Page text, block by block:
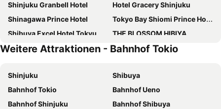
Shinjuku Granbell Hotel
Hotel Gracery Shinjuku
Shinagawa Prince Hotel
Tokyo Bay Shiomi Prince Hotel
Shibuya Excel Hotel Tokyu
THE BLOSSOM HIBIYA
The Royal Park Hotel Iconic Tokyo Shiodome
Hotel Groove Shinjuku
Shinjuku Washington Hotel
HOTEL GRAPHY Shibuya
Mitsui Garden Hotel Jingugaien Tokyo Premier
LYURO Tokyo Kiyosumi by THE SHARE HOTELS
Hotel Century Southern Tower
all day place shibuya
Weitere Attraktionen - Bahnhof Tokio
Shinjuku
Shibuya
Bahnhof Tokio
Bahnhof Ueno
Bahnhof Shinjuku
Bahnhof Shibuya